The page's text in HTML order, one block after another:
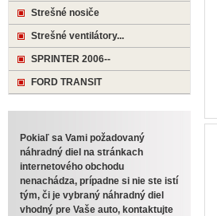
Strešné nosiče
Strešné ventilátory...
SPRINTER 2006--
FORD TRANSIT
Pokiaľ sa Vami požadovaný
náhradný diel na stránkach
internetového obchodu
nenachádza, prípadne si nie ste istí
tým, či je vybraný náhradný diel
vhodný pre Vaše auto, kontaktujte